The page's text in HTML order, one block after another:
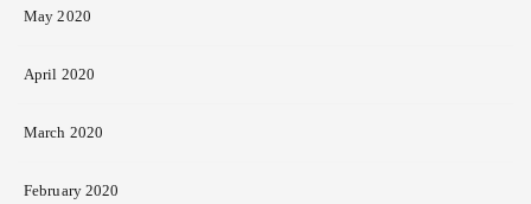
May 2020
April 2020
March 2020
February 2020